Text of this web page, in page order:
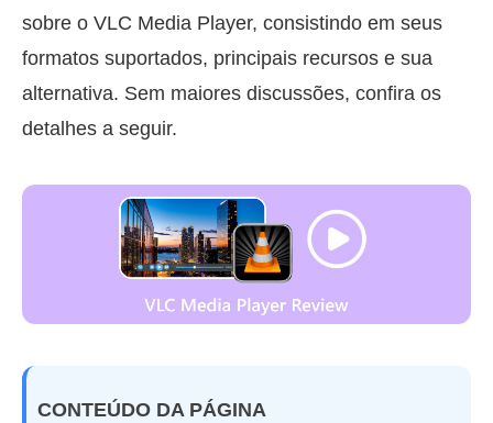
sobre o VLC Media Player, consistindo em seus
formatos suportados, principais recursos e sua
alternativa. Sem maiores discussões, confira os
detalhes a seguir.
CONTEÚDO DA PÁGINA